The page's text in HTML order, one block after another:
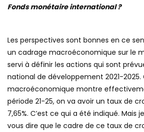
Fonds monétaire international ?
Les perspectives sont bonnes en ce
un cadrage macroéconomique sur le
servi à définir les actions qui sont
national de développement 2021-2025.
macroéconomique montre
période 21-25, on va avoir un taux de
7,65%. C’est ce qui a été indiqué. Mais
vous dire que le cadre de ce taux de